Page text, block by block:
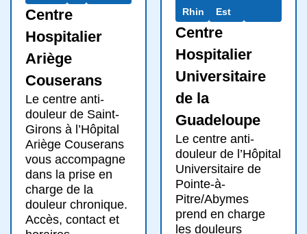
Centre
Hospitalier
Ariège
Couserans
Le centre anti-
douleur de Saint-
Girons à l’Hôpital
Ariège Couserans
vous accompagne
dans la prise en
charge de la
douleur chronique.
Accès, contact et
Rhin
Est
Centre
Hospitalier
Universitaire
de la
Guadeloupe
Le centre anti-
douleur de l’Hôpital
Universitaire de
Pointe-à-
Pitre/Abymes
prend en charge
les douleurs